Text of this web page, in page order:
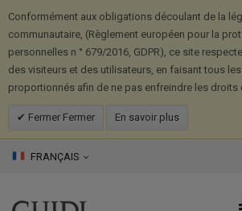
Conformément aux obligations découlant de la
communautaire, (Règlement européen pour la
personnelles n ° 679/2016, GDPR), ce site
des visiteurs et des utilisateurs, en faisant tous
proportionnés afin de ne pas enfreindre les droits
Fermer Fermer En savoir plus
FRANÇAIS